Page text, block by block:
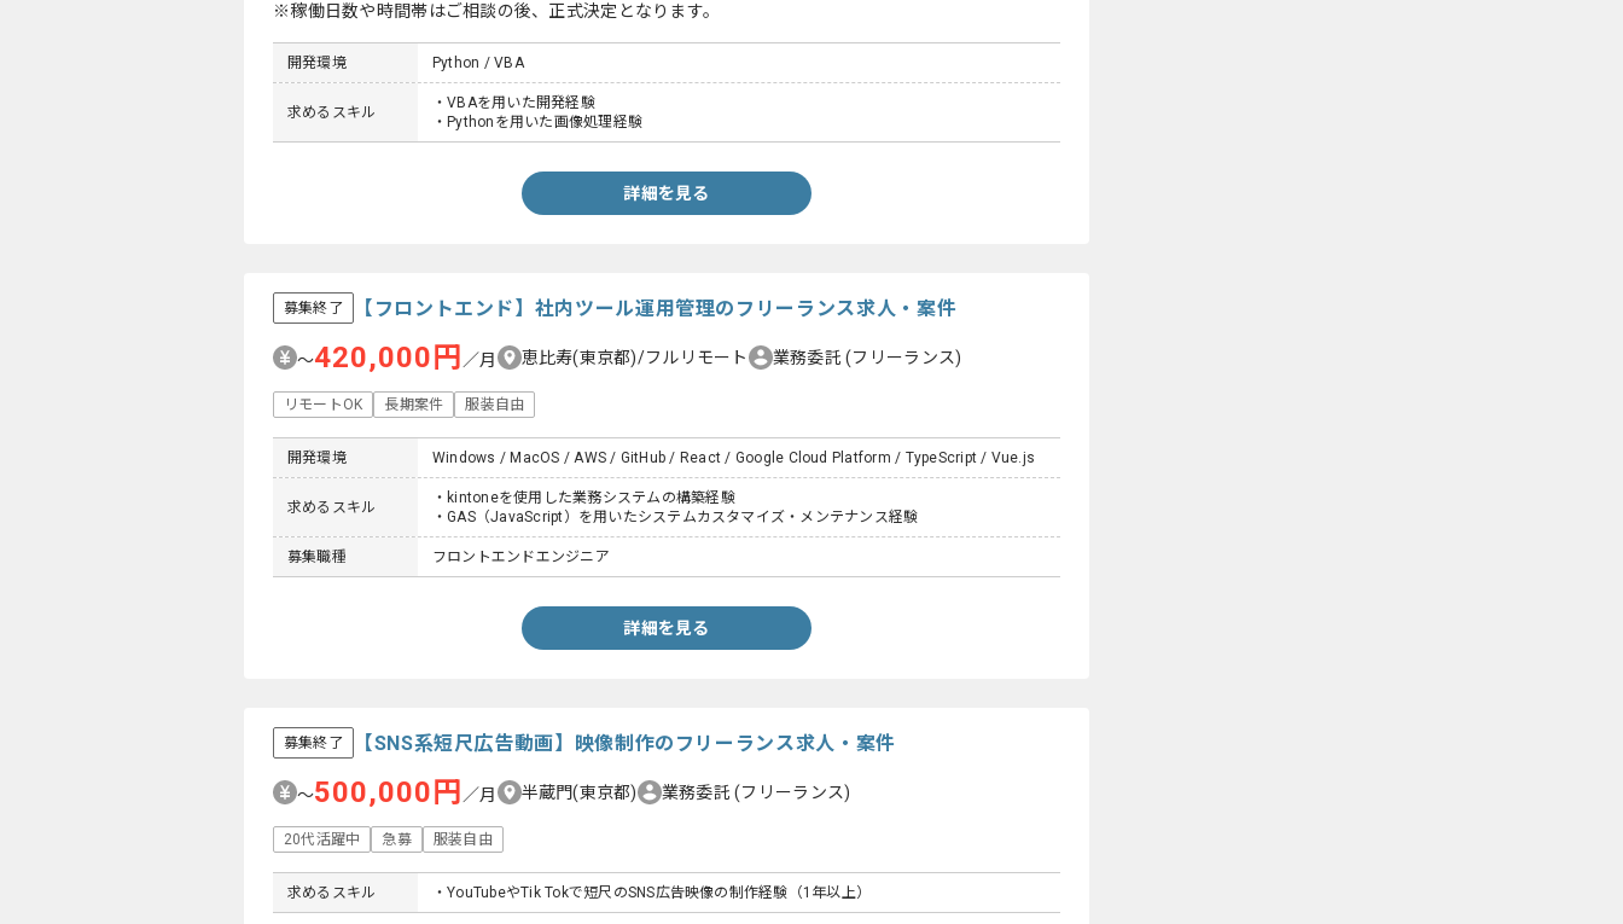
※稼働日数や時間帯はご相談の後、正式決定となります。
開発環境 Python / VBA
求めるスキル
・VBAを用いた開発経験
・Pythonを用いた画像処理経験
詳細を見る
募集終了 【フロントエンド】社内ツール運用管理のフリーランス求人・案件
〜420,000円 ／月 恵比寿(東京都)/フルリモート 業務委託(フリーランス)
リモートOK 長期案件 服装自由
開発環境 Windows / MacOS / AWS / GitHub / React / Google Cloud Platform / TypeScript / Vue.js
求めるスキル
・kintoneを使用した業務システムの構築経験
・GAS（JavaScript）を用いたシステムカスタマイズ・メンテナンス経験
募集職種 フロントエンドエンジニア
詳細を見る
募集終了 【SNS系短尺広告動画】映像制作のフリーランス求人・案件
〜500,000円 ／月 半蔵門(東京都) 業務委託(フリーランス)
20代活躍中 急募 服装自由
求めるスキル ・YouTubeやTik Tokで短尺のSNS広告映像の制作経験（1年以上）